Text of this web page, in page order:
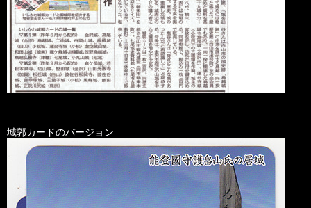
城郭カードのバージョン